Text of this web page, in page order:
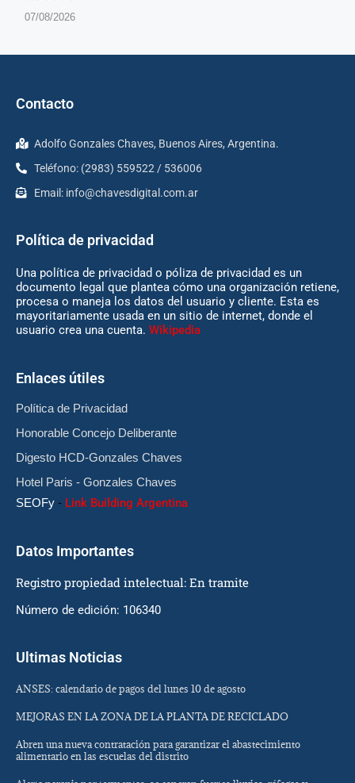
07/08/2026
Contacto
Adolfo Gonzales Chaves, Buenos Aires, Argentina.
Teléfono: (2983) 559522 / 536006
Email: info@chavesdigital.com.ar
Política de privacidad
Una política de privacidad o póliza de privacidad es un
documento legal que plantea cómo una organización retiene,
procesa o maneja los datos del usuario y cliente. Esta es
mayoritariamente usada en un sitio de internet, donde el
usuario crea una cuenta. Wikipedia
Enlaces útiles
Política de Privacidad
Honorable Concejo Deliberante
Digesto HCD-Gonzales Chaves
Hotel Paris - Gonzales Chaves
SEOFy - Link Building Argentina
Datos Importantes
Registro propiedad intelectual: En tramite
Número de edición: 106340
Ultimas Noticias
ANSES: calendario de pagos del lunes 10 de agosto
MEJORAS EN LA ZONA DE LA PLANTA DE RECICLADO
Abren una nueva contratación para garantizar el abastecimiento
alimentario en las escuelas del distrito